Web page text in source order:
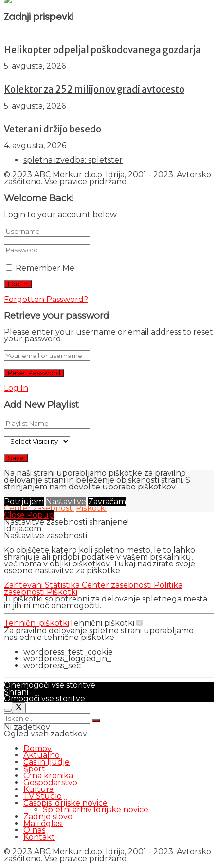
Zadnji prispevki
Helikopter odpeljal poškodovanega gozdarja
5. avgusta, 2026
Kolektor za 252 milijonov gradi avtocesto
5. avgusta, 2026
Veterani držijo besedo
4. avgusta, 2026
spletna izvedba: spletster
© 2023 ABC Merkur d.o.o. Idrija, 2001 - 2023. Avtorsko
zaščiteno. Vse pravice pridržane.
Welcome Back!
Login to your account below
Remember Me
Forgotten Password?
Retrieve your password
Please enter your username or email address to reset
your password.
Log In
Add New Playlist
Na naši strani uporabljamo piškotke za pravilno
delovanje strani in beleženje obiskanosti strani. S
strinjanjem nam dovolite uporabo piškotkov.
Potrjujem Nastavitve Zavračam
Center zasebnosti Piškotki
Close Popup
Nastavitve zasebnosti shranjene!
Idrija.com
Nastavitve zasebnosti
Ko obiščete katero koli spletno mesto, le to lahko
shranjuje ali pridobi podatke v vašem brskalniku,
večinoma v obliki piškotkov. Tukaj nadzirate svoje
osebne nastavitve za piškotke.
Zahtevani Statistika Center zasebnosti Politika
zasebnostiPiškotki
Ti piškotki so potrebni za delovanje spletnega mesta
in jih ni moč onemogočiti.
Tehnični piškotkiTehnični piškotki
Za pravilno delovanje spletne strani uporabljamo
naslednje tehnične piškotke
wordpress_test_cookie
wordpress_logged_in_
wordpress_sec
Onemogoči vse storitve
Shrani
Omogoči vse storitve
Ni zadetkov
Ogled vseh zadetkov
Domov
Aktualno
Čas in ljudje
Šport
Črna kronika
Gospodarstvo
Kultura
TV Studio
Časopis idrijske novice
Spletni arhiv Idrijske novice
Zadnje slovo
Mali oglasi
O nas
Kontakt
© 2023 ABC Merkur d.o.o. Idrija, 2001 - 2023. Avtorsko
zaščiteno. Vse pravice pridržane.